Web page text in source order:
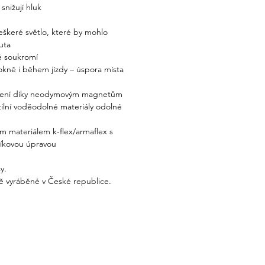
hluk
světlo, které by mohlo
soukromí
i během jízdy – úspora místa
díky neodymovým magnetům
voděodolné materiály odolné
materiálem k-flex/armaflex s
úpravou
vyráběné v České republice.